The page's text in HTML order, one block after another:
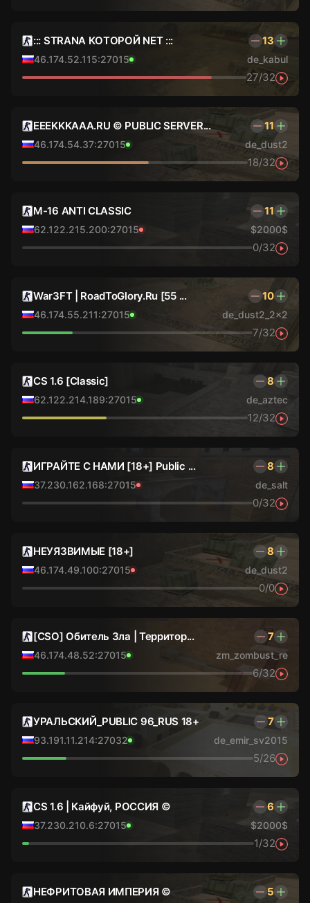
::: STRАNА КOТОРОЙ NET ::: 13
46.174.52.115:27015 de_kabul
27/32
EEEKKKAAA.RU © PUBLIC SERVER... 11
46.174.54.37:27015 de_dust2
18/32
M-16 ANTI CLASSIC 11
62.122.215.200:27015 $2000$
0/32
War3FT | RoadToGlory.Ru [55 ... 10
46.174.55.211:27015 de_dust2_2x2
7/32
CS 1.6 [Classic] 8
62.122.214.189:27015 de_aztec
12/32
ИГРАЙТЕ С НАМИ [18+] Public ... 8
37.230.162.168:27015 de_salt
0/32
НЕУЯЗВИМЫЕ [18+] 8
46.174.49.100:27015 de_dust2
0/0
[CSO] Обитель Зла | Территор... 7
46.174.48.52:27015 zm_zombust_re
6/32
УРАЛЬСКИЙ_PUBLIC 96_RUS 18+ 7
93.191.11.214:27032 de_emir_sv2015
5/26
CS 1.6 | Кайфуй, РОССИЯ © 6
37.230.210.6:27015 $2000$
1/32
НЕФРИТОВАЯ ИМПЕРИЯ © 5